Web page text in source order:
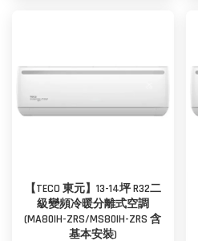
【TECO 東元】13-14坪 R32二
級變頻冷暖分離式空調
(MA80IH-ZRS/MS80IH-ZRS 含
基本安裝)